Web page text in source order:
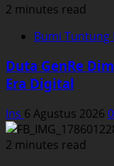
2 minutes read
Bumi Tuntung
Duta GenRe
Era Digital
Ins 6 Agustus 2026 0
2 minutes read